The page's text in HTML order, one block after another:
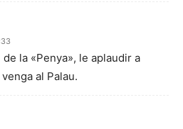
la «Penya», le aplaudir a
al Palau.